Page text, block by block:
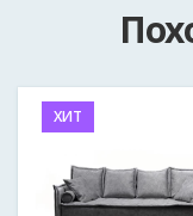
Email
Мобильный
ХИТ